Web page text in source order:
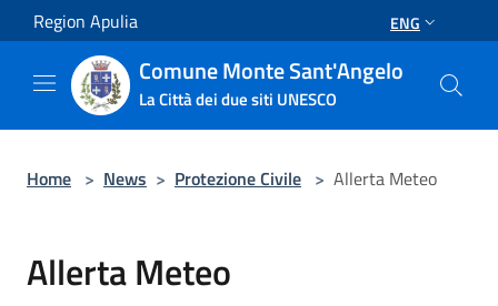
Salta al contenuto principale
Region Apulia ENG
Comune Monte Sant'Angelo
La Città dei due siti UNESCO
Home > News > Protezione Civile > Allerta Meteo
Allerta Meteo